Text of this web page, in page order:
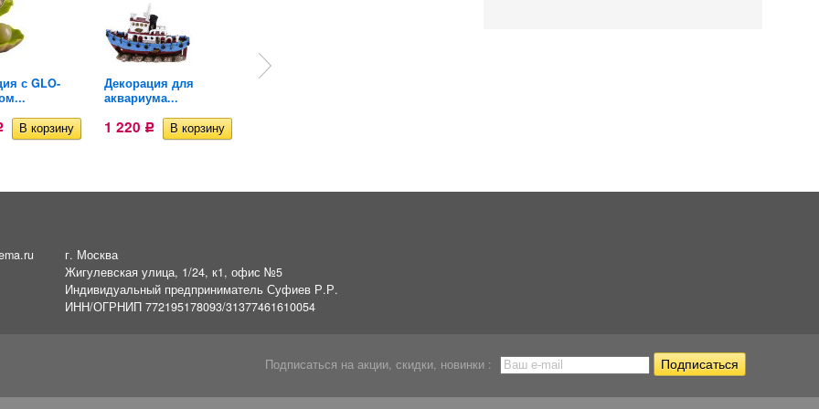
с GLO-
Декорация для
аквариума...
1 220 Р
Грот Deksi Гранит
г. Москва
Жигулевская улица, 1/24, к1, офис №5
Индивидуальный предприниматель Суфиев Р.Р.
ИНН/ОГРНИП 772195178093/31377461610054
Подписаться на акции, скидки, новинки :